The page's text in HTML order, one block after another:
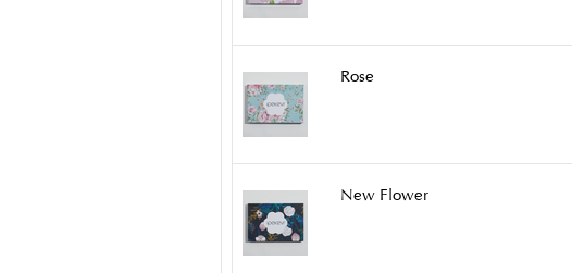
Rose
New Flower